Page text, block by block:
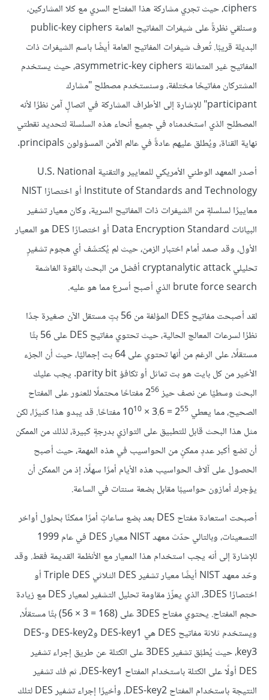
ciphers، حيث تجري مشاركة هذا المفتاح السري مع كلا المشاركين،
وسنلقي نظرةً على شيفرات المفاتيح العامة public-key ciphers
البديلة قريبًا. تُعرف شيفرات المفاتيح العامة أيضًا باسم الشيفرات ذات
المفاتيح غير المتماثلة asymmetric-key ciphers، حيث يستخدم
المشتركان مفاتيحًا مختلفة، وسنستخدم مصطلح "مشارك
participant" للإشارة إلى الأطراف المشاركة في اتصالٍ آمن نظرًا لأنه
المصطلح الذي استخدمناه في جميع أنحاء هذه السلسلة لتحديد نقطتي
نهاية القناة، ويُطلق عليهم عادةً في عالم الأمن المسؤولون principals.
أصدر المعهد الوطني الأمريكي للمعايير والتقنية U.S. National
Institute of Standards and Technology أو اختصارًا NIST
معاييرًا لسلسلةٍ من الشيفرات ذات المفاتيح السرية، وكان معيار تشفير
البيانات Data Encryption Standard أو اختصارًا DES هو المعيار
الأول، وقد صمد أمام اختبار الزمن، حيث لم يُكتشَف أي هجوم تشفيرٍ
تحليلي cryptanalytic attack أفضل من البحث بالقوة الغاشمة
brute force search الذي أصبح أسرع مما هو عليه.
لقد أصبحت مفاتيح DES المؤلفة من 56 بتٍ مستقل الآن صغيرة جدًا
نظرًا لسرعات المعالج الحالية، حيث تحتوي مفاتيح DES على 56 بتًا
مستقلًا، على الرغم من أنها تحتوي على 64 بت إجماليًا، حيث أن الجزء
الأخير من كل بايت هو بت تماثل أو تكافؤ parity bit. يجب عليك
البحث وسطيًا عن نصف حيز 256
مفتاحًا محتملًا للعثور على المفتاح
الصحيح، مما يعطي 2 55
= 3.6 × 10
10
مفتاحًا. قد يبدو هذا كثيرًا، لكن
مثل هذا البحث قابل للتطبيق على التوازي بدرجةٍ كبيرة، لذلك من الممكن
أن تضع أكبر عددٍ ممكنٍ من الحواسيب في هذه المهمة، حيث أصبح
الحصول على آلاف الحواسيب هذه الأيام أمرًا سهلًا، إذ من الممكن أن
يؤجرك أمازون حواسيبًا مقابل بضعة سنتات في الساعة.
أصبحت استعادة مفتاح DES بعد بضع ساعاتٍ أمرًا ممكنًا بحلول أواخر
التسعينات، وبالتالي حدّث معهد NIST معيار DES في عام 1999
للإشارة إلى أنه يجب استخدام هذا المعيار مع الأنظمة القديمة فقط. وقد
وحّد معهد NIST أيضًا معيار تشفير DES الثلاثي Triple DES أو
اختصارًا 3DES، الذي يعزّز مقاومة تحليل التشفير لمعيار DES مع زيادة
حجم المفتاح. يحتوي مفتاح 3DES على (168 = 3 × 56) بتًا مستقلًا،
ويستخدم ثلاثة مفاتيح DES هي DES-key1 وDES-key2 وDES-
key3، حيث يُطبَّق تشفير 3DES على الكتلة عن طريق إجراء تشفير
DES أولًا على الكتلة باستخدام المفتاح DES-key1، ثم فك تشفير
النتيجة باستخدام المفتاح DES-key2، وأخيرًا إجراء تشفير DES لتلك